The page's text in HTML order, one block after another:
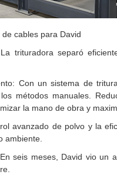
cables para David
trituradora separó
Con un sistema de
métodos manuales.
la mano de obra y
avanzado de polvo y la
ambiente.
seis meses, David vio un